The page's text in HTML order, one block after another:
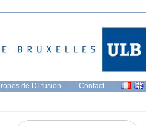
de DI-fusion | Contact |